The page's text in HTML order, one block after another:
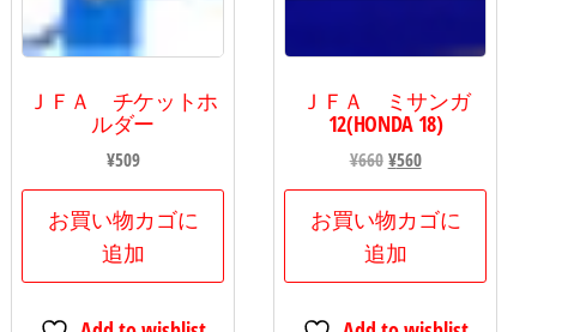
ＪＦＡ チケットホ
ルダー
¥509
お買い物カゴに
追加
ＪＦＡ ミサンガ
12(HONDA 18)
¥660 元
の
価
格
¥560現
在
の
お買い物カゴに
追加